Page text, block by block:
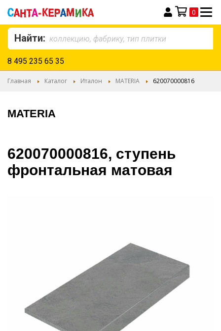
Моя корзина
0
Найти:
8 495 235 65 35
Главная Каталог Италон MATERIA 620070000816
MATERIA
620070000816, ступень
фронтальная матовая